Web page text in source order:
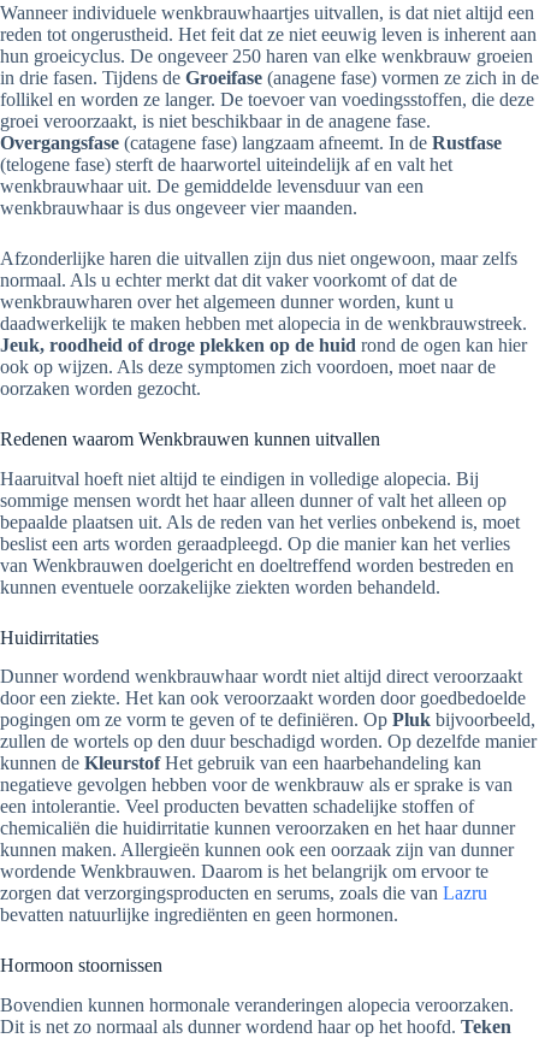
Wanneer individuele wenkbrauwhaartjes uitvallen, is dat niet altijd een
reden tot ongerustheid. Het feit dat ze niet eeuwig leven is inherent aan
hun groeicyclus. De ongeveer 250 haren van elke wenkbrauw groeien
in drie fasen. Tijdens de Groeifase (anagene fase) vormen ze zich in de
follikel en worden ze langer. De toevoer van voedingsstoffen, die deze
groei veroorzaakt, is niet beschikbaar in de anagene fase.
Overgangsfase (catagene fase) langzaam afneemt. In de Rustfase
(telogene fase) sterft de haarwortel uiteindelijk af en valt het
wenkbrauwhaar uit. De gemiddelde levensduur van een
wenkbrauwhaar is dus ongeveer vier maanden.
Afzonderlijke haren die uitvallen zijn dus niet ongewoon, maar zelfs
normaal. Als u echter merkt dat dit vaker voorkomt of dat de
wenkbrauwharen over het algemeen dunner worden, kunt u
daadwerkelijk te maken hebben met alopecia in de wenkbrauwstreek.
Jeuk, roodheid of droge plekken op de huid rond de ogen kan hier
ook op wijzen. Als deze symptomen zich voordoen, moet naar de
oorzaken worden gezocht.
Redenen waarom Wenkbrauwen kunnen uitvallen
Haaruitval hoeft niet altijd te eindigen in volledige alopecia. Bij
sommige mensen wordt het haar alleen dunner of valt het alleen op
bepaalde plaatsen uit. Als de reden van het verlies onbekend is, moet
beslist een arts worden geraadpleegd. Op die manier kan het verlies
van Wenkbrauwen doelgericht en doeltreffend worden bestreden en
kunnen eventuele oorzakelijke ziekten worden behandeld.
Huidirritaties
Dunner wordend wenkbrauwhaar wordt niet altijd direct veroorzaakt
door een ziekte. Het kan ook veroorzaakt worden door goedbedoelde
pogingen om ze vorm te geven of te definiëren. Op Pluk bijvoorbeeld,
zullen de wortels op den duur beschadigd worden. Op dezelfde manier
kunnen de KleurstofHet gebruik van een haarbehandeling kan
negatieve gevolgen hebben voor de wenkbrauw als er sprake is van
een intolerantie. Veel producten bevatten schadelijke stoffen of
chemicaliën die huidirritatie kunnen veroorzaken en het haar dunner
kunnen maken. Allergieën kunnen ook een oorzaak zijn van dunner
wordende Wenkbrauwen. Daarom is het belangrijk om ervoor te
zorgen dat verzorgingsproducten en serums, zoals die van Lazru
bevatten natuurlijke ingrediënten en geen hormonen.
Hormoon stoornissen
Bovendien kunnen hormonale veranderingen alopecia veroorzaken.
Dit is net zo normaal als dunner wordend haar op het hoofd. Teken